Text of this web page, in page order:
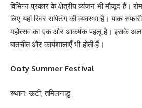
विभिन्न प्रकार के क्षेत्रीय व्यंजन भी मौजूद हैं।
लिए यहां रिवर राफ्टिंग की व्यवस्था है। याक
महोत्सव का एक और आकर्षक पहलू है। इसके
बातचीत और कार्यशालाएँ भी होती हैं।
Ooty Summer Festival
स्थान: ऊटी, तमिलनाडु